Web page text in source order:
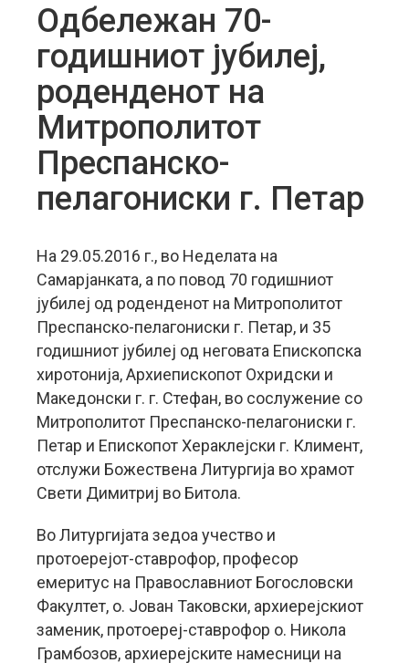
Одбележан 70-
годишниот јубилеј,
роденденот на
Митрополитот
Преспанско-
пелагониски г. Петар
На 29.05.2016 г., во Неделата на
Самарјанката, а по повод 70 годишниот
јубилеј од роденденот на Митрополитот
Преспанско-пелагониски г. Петар, и 35
годишниот јубилеј од неговата Епископска
хиротонија, Архиепископот Охридски и
Македонски г. г. Стефан, во сослужение со
Митрополитот Преспанско-пелагониски г.
Петар и Епископот Хераклејски г. Климент,
отслужи Божествена Литургија во храмот
Свети Димитриј во Битола.
Во Литургијата зедоа учество и
протоерејот-ставрофор, професор
емеритус на Православниот Богословски
Факултет, о. Јован Таковски, архиерејскиот
заменик, протоереј-ставрофор о. Никола
Грамбозов, архиерејските намесници на